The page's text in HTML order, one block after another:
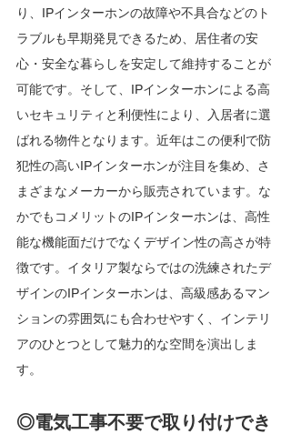
り、IPインターホンの故障や不具合などのト
ラブルも早期発見できるため、居住者の安
心・安全な暮らしを安定して維持することが
可能です。そして、IPインターホンによる高
いセキュリティと利便性により、入居者に選
ばれる物件となります。近年はこの便利で防
犯性の高いIPインターホンが注目を集め、さ
まざまなメーカーから販売されています。な
かでもコメリットのIPインターホンは、高性
能な機能面だけでなくデザイン性の高さが特
徴です。イタリア製ならではの洗練されたデ
ザインのIPインターホンは、高級感あるマン
ションの雰囲気にも合わせやすく、インテリ
アのひとつとして魅力的な空間を演出しま
す。
◎電気工事不要で取り付けでき